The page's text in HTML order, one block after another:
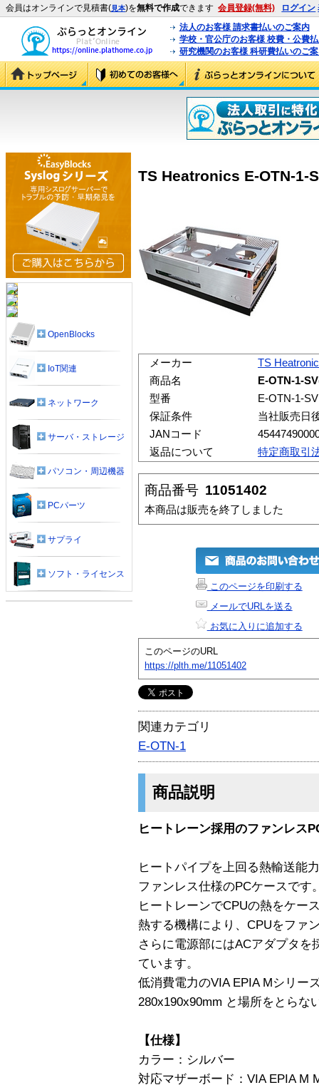
会員はオンラインで見積書(見本)を無料で作成できます 会員登録(無料) ログイン
法人のお客様 請求書払いのご案内
学校・官公庁のお客様 校費・公費
研究機関のお客様 科研費払いのご
TS Heatronics E-OTN-1-
メーカー
TS
商品名
E-OTN-1-
型番
E-OTN-1-SV
保証条件
当社販売日
JANコード
返品について
特定商取引
商品番号 11051402
本商品は販売を終了しました
このページを印刷する
メールでURLを送る
お気に入りに追加する
このページのURL
https://plth.me/11051402
関連カテゴリ
E-OTN-1
商品説明
ヒートレーン採用のファンレス
ヒートパイプを上回る熱輸送能
ファンレス仕様のPCケースです
ヒートレーンでCPUの熱をケー
熱する機構により、CPUをファ
さらに電源部にはACアダプタ
ています。
低消費電力のVIA EPIA Mシリー
280x190x90mm と場所をとらな
【仕様】
カラー：シルバー
対応マザーボード：VIA EPIA M
OpenBlocks
IoT関連
ネットワーク
サーバ・ストレージ
パソコン・周辺機器
PCパーツ
サプライ
ソフト・ライセンス